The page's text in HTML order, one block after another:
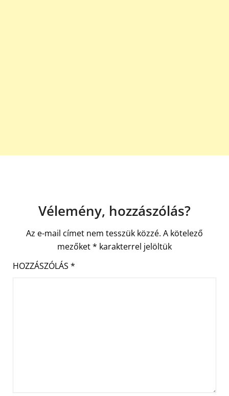
Vélemény, hozzászólás?
Az e-mail címet nem tesszük közzé. A kötelező
mezőket* karakterrel jelöltük
HOZZÁSZÓLÁS *